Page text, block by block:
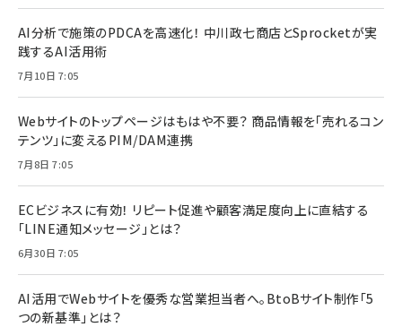
AI分析で施策のPDCAを高速化！ 中川政七商店とSprocketが実
践するAI活用術
7月10日 7:05
Webサイトのトップページはもはや不要？ 商品情報を「売れるコン
テンツ」に変えるPIM/DAM連携
7月8日 7:05
ECビジネスに有効！ リピート促進や顧客満足度向上に直結する
「LINE通知メッセージ」とは？
6月30日 7:05
AI活用でWebサイトを優秀な営業担当者へ。BtoBサイト制作「5
つの新基準」とは？